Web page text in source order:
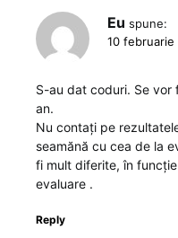
Eu spune:
10 februarie
S-au dat coduri. Se
an.
Nu contați pe
seamănă cu cea de la
fi mult diferite, în
evaluare .
Reply